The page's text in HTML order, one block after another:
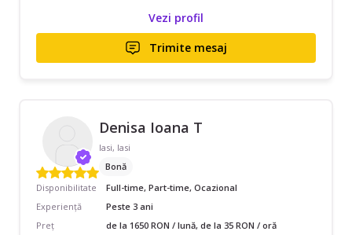
Vezi profil
Trimite mesaj
Denisa Ioana T
Iasi, Iasi
Bonă
Disponibilitate
Full-time, Part-time, Ocazional
Experiență
Peste 3 ani
Preț
de la 1650 RON / lună, de la 35 RON / oră